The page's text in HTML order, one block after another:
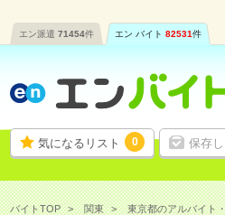
エン派遣 71454件 エン バイト 82531件
気になるリスト 0 保存
バイトTOP 関東 東京都のアルバイト